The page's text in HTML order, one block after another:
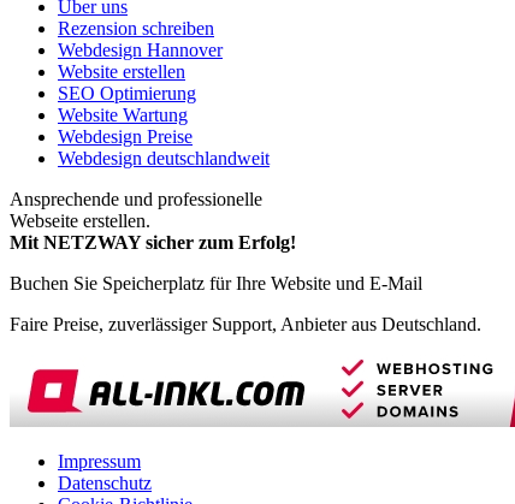
Über uns
Rezension schreiben
Webdesign Hannover
Website erstellen
SEO Optimierung
Website Wartung
Webdesign Preise
Webdesign deutschlandweit
Ansprechende und professionelle
Webseite erstellen.
Mit NETZWAY sicher zum Erfolg!
Buchen Sie Speicherplatz für Ihre Website und E-Mail
Faire Preise, zuverlässiger Support, Anbieter aus Deutschland.
Impressum
Datenschutz